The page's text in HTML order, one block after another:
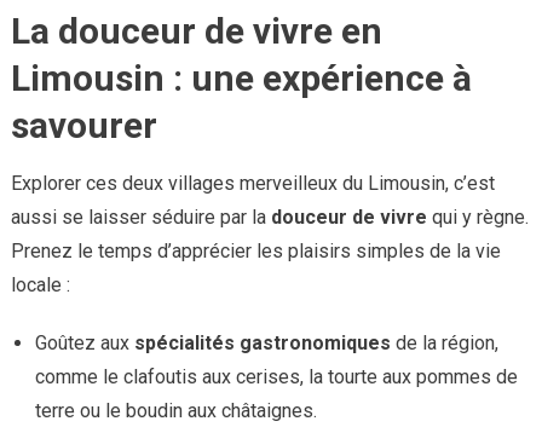
La douceur de vivre en
Limousin : une expérience à
savourer
Explorer ces deux villages merveilleux du Limousin, c’est
aussi se laisser séduire par la douceur de vivre qui y règne.
Prenez le temps d’apprécier les plaisirs simples de la vie
locale :
Goûtez aux spécialités gastronomiques de la région,
comme le clafoutis aux cerises, la tourte aux pommes de
terre ou le boudin aux châtaignes.